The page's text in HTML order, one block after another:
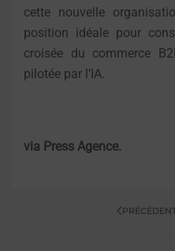
cette nouvelle
position idéale pour
croisée du commerce
pilotée par l’IA.
via Press Agence.